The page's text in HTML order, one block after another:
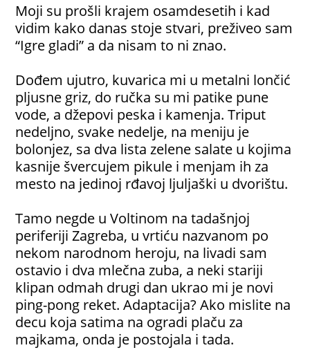
Moji su prošli krajem osamdesetih i kad
vidim kako danas stoje stvari, preživeo sam
“Igre gladi” a da nisam to ni znao.
Dođem ujutro, kuvarica mi u metalni lončić
pljusne griz, do ručka su mi patike pune
vode, a džepovi peska i kamenja. Triput
nedeljno, svake nedelje, na meniju je
bolonjez, sa dva lista zelene salate u kojima
kasnije švercujem pikule i menjam ih za
mesto na jedinoj rđavoj ljuljaški u dvorištu.
Tamo negde u Voltinom na tadašnjoj
periferiji Zagreba, u vrtiću nazvanom po
nekom narodnom heroju, na livadi sam
ostavio i dva mlečna zuba, a neki stariji
klipan odmah drugi dan ukrao mi je novi
ping-pong reket. Adaptacija? Ako mislite na
decu koja satima na ogradi plaču za
majkama, onda je postojala i tada.